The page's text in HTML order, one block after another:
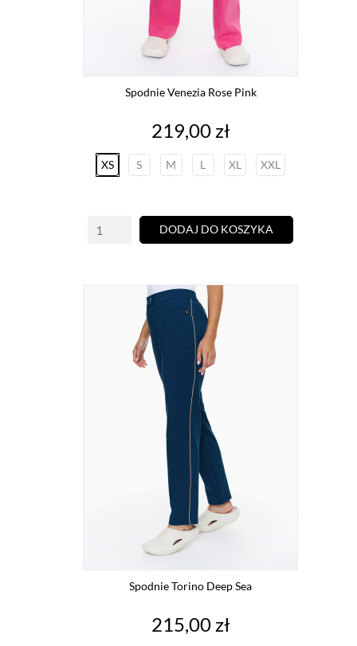
Spodnie Venezia Rose Pink
Cena
219,00 zł
XS S M L XL XXL
DODAJ DO KOSZYKA
Spodnie Torino Deep Sea
Cena
215,00 zł